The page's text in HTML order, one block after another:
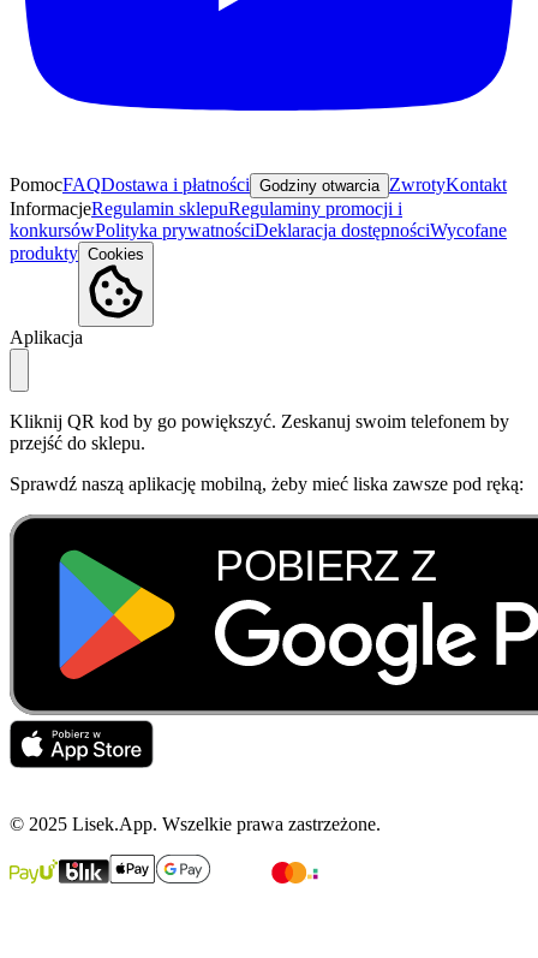
PomocFAQDostawa i płatności Godziny otwarcia ZwrotyKontakt
InformacjeRegulamin sklepuRegulaminy promocji i
konkursówPolityka prywatnościDeklaracja dostępnościWycofane
produkty Cookies
Aplikacja
Kliknij QR kod by go powiększyć. Zeskanuj swoim telefonem by
przejść do sklepu.
Sprawdź naszą aplikację mobilną, żeby mieć liska zawsze pod ręką:
© 2025 Lisek.App. Wszelkie prawa zastrzeżone.